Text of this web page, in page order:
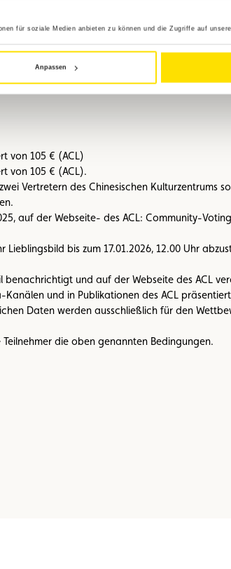
für soziale Medien anbieten zu können und die Zugriffe auf
Anpassen
, damit wir sie besser zuordnen
Mail sein, empfehlen wir die Nutzung von
Fotos für Veröffentlichungen und
von 105 € (ACL)
von 105 € (ACL).
Vertretern des Chinesischen Kulturzentrums
auf der Webseite- des ACL: Community-
bis zum 17.01.2026, 12.00 Uhr
benachrichtigt und auf der Webseite des ACL
und in Publikationen des ACL
Daten werden ausschließlich für den
die oben genannten Bedingungen.